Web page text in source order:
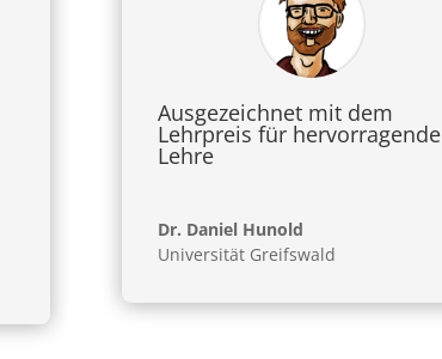
Ausgezeichnet mit dem
Lehrpreis für hervorragende
Lehre
Dr. Daniel Hunold
Universität Greifswald